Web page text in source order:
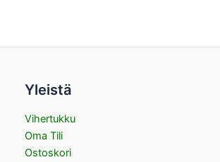
Yleistä
Vihertukku
Oma Tili
Ostoskori